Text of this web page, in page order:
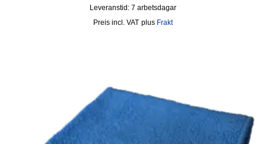
Leveranstid: 7 arbetsdagar
incl. VAT plus Frakt